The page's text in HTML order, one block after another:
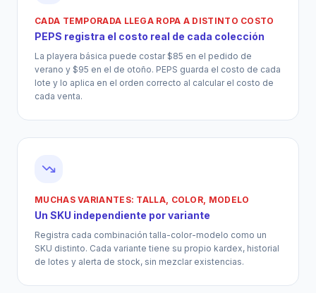
CADA TEMPORADA LLEGA ROPA A DISTINTO COSTO
PEPS registra el costo real de cada colección
La playera básica puede costar $85 en el pedido de
verano y $95 en el de otoño. PEPS guarda el costo de cada
lote y lo aplica en el orden correcto al calcular el costo de
cada venta.
MUCHAS VARIANTES: TALLA, COLOR, MODELO
Un SKU independiente por variante
Registra cada combinación talla-color-modelo como un
SKU distinto. Cada variante tiene su propio kardex, historial
de lotes y alerta de stock, sin mezclar existencias.